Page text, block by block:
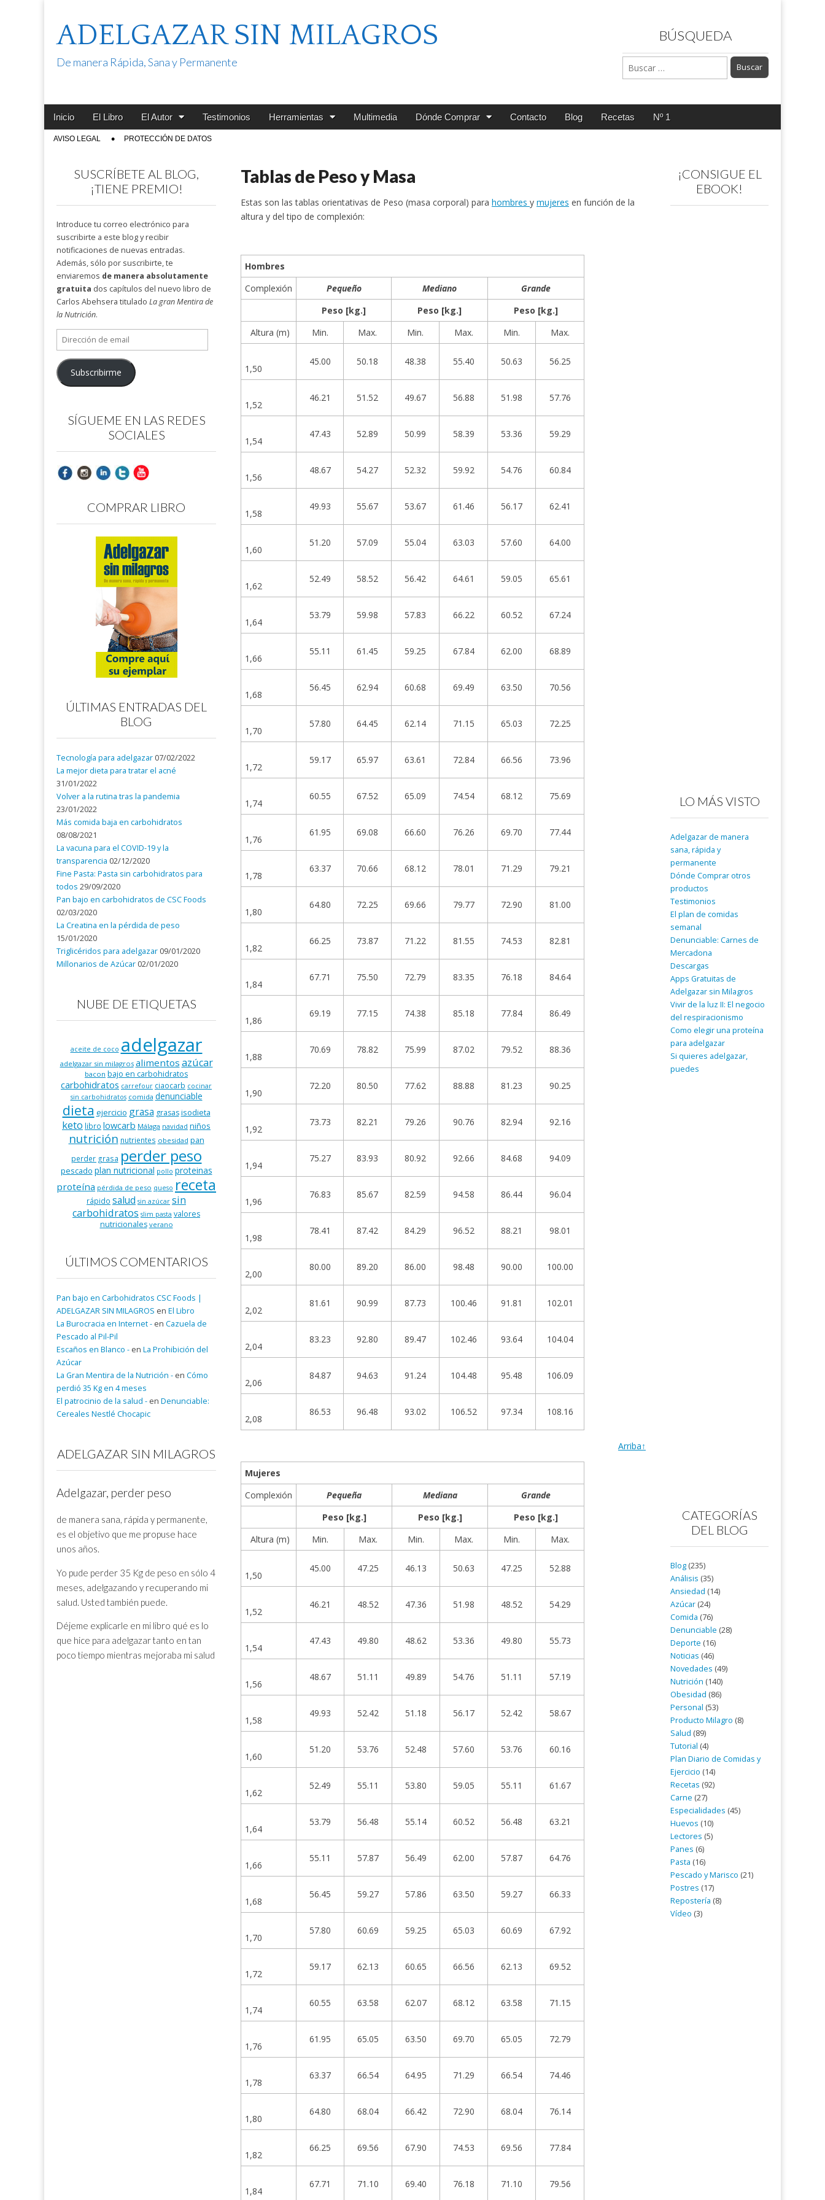
ADELGAZAR SIN MILAGROS
De manera Rápida, Sana y Permanente
BÚSQUEDA
Buscar:
Main
Skip
content
Inicio El Libro El Autor Testimonios Herramientas Multimedia Dónde Comprar Contacto Blog Recetas Nº 1
SubAVISO LEGAL PROTECCIÓN DE DATOS
Tablas de Peso y Masa
Estas son las tablas orientativas de Peso (masa corporal) para hombres y mujeres en función de la
altura y del tipo de complexión:
Hombres
Complexión
Pequeño Mediano
Grande
Peso [kg.]
Peso [kg.]
Peso [kg.]
Altura (m)
Min. Max. Min. Max. Min. Max.
1,50
45.00 50.18 48.38 55.40 50.63 56.25
1,52
46.21 51.52 49.67 56.88 51.98 57.76
1,54
47.43 52.89 50.99 58.39 53.36 59.29
1,56
48.67 54.27 52.32 59.92 54.76 60.84
1,58
49.93 55.67 53.67 61.46 56.17 62.41
1,60
51.20 57.09 55.04 63.03 57.60 64.00
1,62
52.49 58.52 56.42 64.61 59.05 65.61
1,64
53.79 59.98 57.83 66.22 60.52 67.24
1,66
55.11 61.45 59.25 67.84 62.00 68.89
1,68
56.45 62.94 60.68 69.49 63.50 70.56
1,70
57.80 64.45 62.14 71.15 65.03 72.25
1,72
59.17 65.97 63.61 72.84 66.56 73.96
1,74
60.55 67.52 65.09 74.54 68.12 75.69
1,76
61.95 69.08 66.60 76.26 69.70 77.44
1,78
63.37 70.66 68.12 78.01 71.29 79.21
1,80
64.80 72.25 69.66 79.77 72.90 81.00
1,82
66.25 73.87 71.22 81.55 74.53 82.81
1,84
67.71 75.50 72.79 83.35 76.18 84.64
1,86
69.19 77.15 74.38 85.18 77.84 86.49
1,88
70.69 78.82 75.99 87.02 79.52 88.36
1,90
72.20 80.50 77.62 88.88 81.23 90.25
1,92
73.73 82.21 79.26 90.76 82.94 92.16
1,94
75.27 83.93 80.92 92.66 84.68 94.09
1,96
76.83 85.67 82.59 94.58 86.44 96.04
1,98
78.41 87.42 84.29 96.52 88.21 98.01
2,00
80.00 89.20 86.00 98.48 90.00 100.00
2,02
81.61 90.99 87.73 100.46 91.81 102.01
2,04
83.23 92.80 89.47 102.46 93.64 104.04
2,06
84.87 94.63 91.24 104.48 95.48 106.09
2,08
86.53 96.48 93.02 106.52 97.34 108.16
Arriba↑
Mujeres
Complexión
Pequeña Mediana
Grande
Peso [kg.]
Peso [kg.]
Peso [kg.]
Altura (m)
Min. Max. Min. Max. Min. Max.
1,50
45.00 47.25 46.13 50.63 47.25 52.88
1,52
46.21 48.52 47.36 51.98 48.52 54.29
1,54
47.43 49.80 48.62 53.36 49.80 55.73
1,56
48.67 51.11 49.89 54.76 51.11 57.19
1,58
49.93 52.42 51.18 56.17 52.42 58.67
1,60
51.20 53.76 52.48 57.60 53.76 60.16
1,62
52.49 55.11 53.80 59.05 55.11 61.67
1,64
53.79 56.48 55.14 60.52 56.48 63.21
1,66
55.11 57.87 56.49 62.00 57.87 64.76
1,68
56.45 59.27 57.86 63.50 59.27 66.33
1,70
57.80 60.69 59.25 65.03 60.69 67.92
1,72
59.17 62.13 60.65 66.56 62.13 69.52
1,74
60.55 63.58 62.07 68.12 63.58 71.15
1,76
61.95 65.05 63.50 69.70 65.05 72.79
1,78
63.37 66.54 64.95 71.29 66.54 74.46
1,80
64.80 68.04 66.42 72.90 68.04 76.14
1,82
66.25 69.56 67.90 74.53 69.56 77.84
1,84
67.71 71.10 69.40 76.18 71.10 79.56
SUSCRÍBETE AL BLOG,
¡TIENE PREMIO!
Introduce tu correo electrónico para
suscribirte a este blog y recibir
notificaciones de nuevas entradas.
Además, sólo por suscribirte, te
enviaremos de manera absolutamente
gratuita dos capítulos del nuevo libro de
Carlos Abehsera titulado La gran Mentira de
la Nutrición.
Dirección
de
email
Subscribirme
SÍGUEME EN LAS REDES
SOCIALES
COMPRAR LIBRO
ÚLTIMAS ENTRADAS DEL
BLOG
Tecnología para adelgazar 07/02/2022
La mejor dieta para tratar el acné
31/01/2022
Volver a la rutina tras la pandemia
23/01/2022
Más comida baja en carbohidratos
08/08/2021
La vacuna para el COVID-19 y la
transparencia 02/12/2020
Fine Pasta: Pasta sin carbohidratos para
todos 29/09/2020
Pan bajo en carbohidratos de CSC Foods
02/03/2020
La Creatina en la pérdida de peso
15/01/2020
Triglicéridos para adelgazar 09/01/2020
Millonarios de Azúcar 02/01/2020
NUBE DE ETIQUETAS
aceite de coco adelgazar
adelgazar sin milagros alimentos azúcar
bacon bajo en carbohidratos
carbohidratos carrefour ciaocarb cocinar
sin carbohidratos comida denunciable
dieta ejercicio grasa grasas isodieta
keto libro lowcarb Málaga navidad niños
nutrición nutrientes obesidad pan
perder grasa perder peso
pescado plan nutricional pollo proteinas
proteína pérdida de peso queso receta
rápido salud sin azúcar sin
carbohidratos slim pasta valores
nutricionales verano
ÚLTIMOS COMENTARIOS
Pan bajo en Carbohidratos CSC Foods |
ADELGAZAR SIN MILAGROS en El Libro
La Burocracia en Internet - en Cazuela de
Pescado al Pil-Pil
Escaños en Blanco - en La Prohibición del
Azúcar
La Gran Mentira de la Nutrición - en Cómo
perdió 35 Kg en 4 meses
El patrocinio de la salud - en Denunciable:
Cereales Nestlé Chocapic
ADELGAZAR SIN MILAGROS
Adelgazar, perder peso
de manera sana, rápida y permanente,
es el objetivo que me propuse hace
unos años.
Yo pude perder 35 Kg de peso en sólo 4
meses, adelgazando y recuperando mi
salud. Usted también puede.
Déjeme explicarle en mi libro qué es lo
que hice para adelgazar tanto en tan
poco tiempo mientras mejoraba mi salud
¡CONSIGUE EL
EBOOK!
LO MÁS VISTO
Adelgazar de manera
sana, rápida y
permanente
Dónde Comprar otros
productos
Testimonios
El plan de comidas
semanal
Denunciable: Carnes de
Mercadona
Descargas
Apps Gratuitas de
Adelgazar sin Milagros
Vivir de la luz II: El negocio
del respiracionismo
Como elegir una proteína
para adelgazar
Si quieres adelgazar,
puedes
CATEGORÍAS
DEL BLOG
Blog (235)
Análisis (35)
Ansiedad (14)
Azúcar (24)
Comida (76)
Denunciable (28)
Deporte (16)
Noticias (46)
Novedades (49)
Nutrición (140)
Obesidad (86)
Personal (53)
Producto Milagro (8)
Salud (89)
Tutorial (4)
Plan Diario de Comidas y
Ejercicio (14)
Recetas (92)
Carne (27)
Especialidades (45)
Huevos (10)
Lectores (5)
Panes (6)
Pasta (16)
Pescado y Marisco (21)
Postres (17)
Repostería (8)
Vídeo (3)